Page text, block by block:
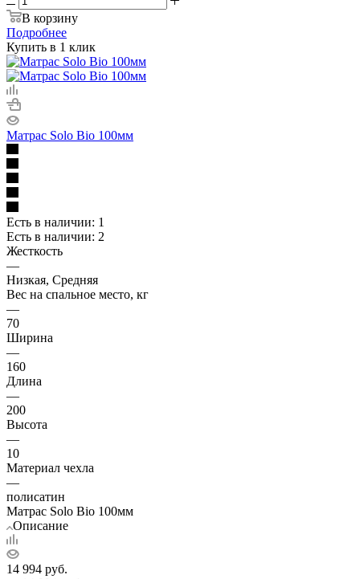
В корзину
Подробнее
Купить в 1 клик
Матрас Solo Bio 100мм
Есть в наличии: 1
Есть в наличии: 2
Жесткость
—
Низкая, Средняя
Вес на спальное место, кг
—
70
Ширина
—
160
Длина
—
200
Высота
—
10
Материал чехла
—
полисатин
Матрас Solo Bio 100мм
Описание
14 994 руб.